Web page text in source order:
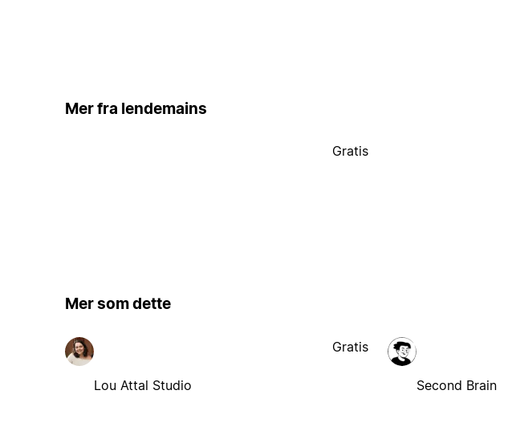
Mer fra lendemains
Gratis
Mer som dette
Lou Attal Studio
Gratis
Second Brain